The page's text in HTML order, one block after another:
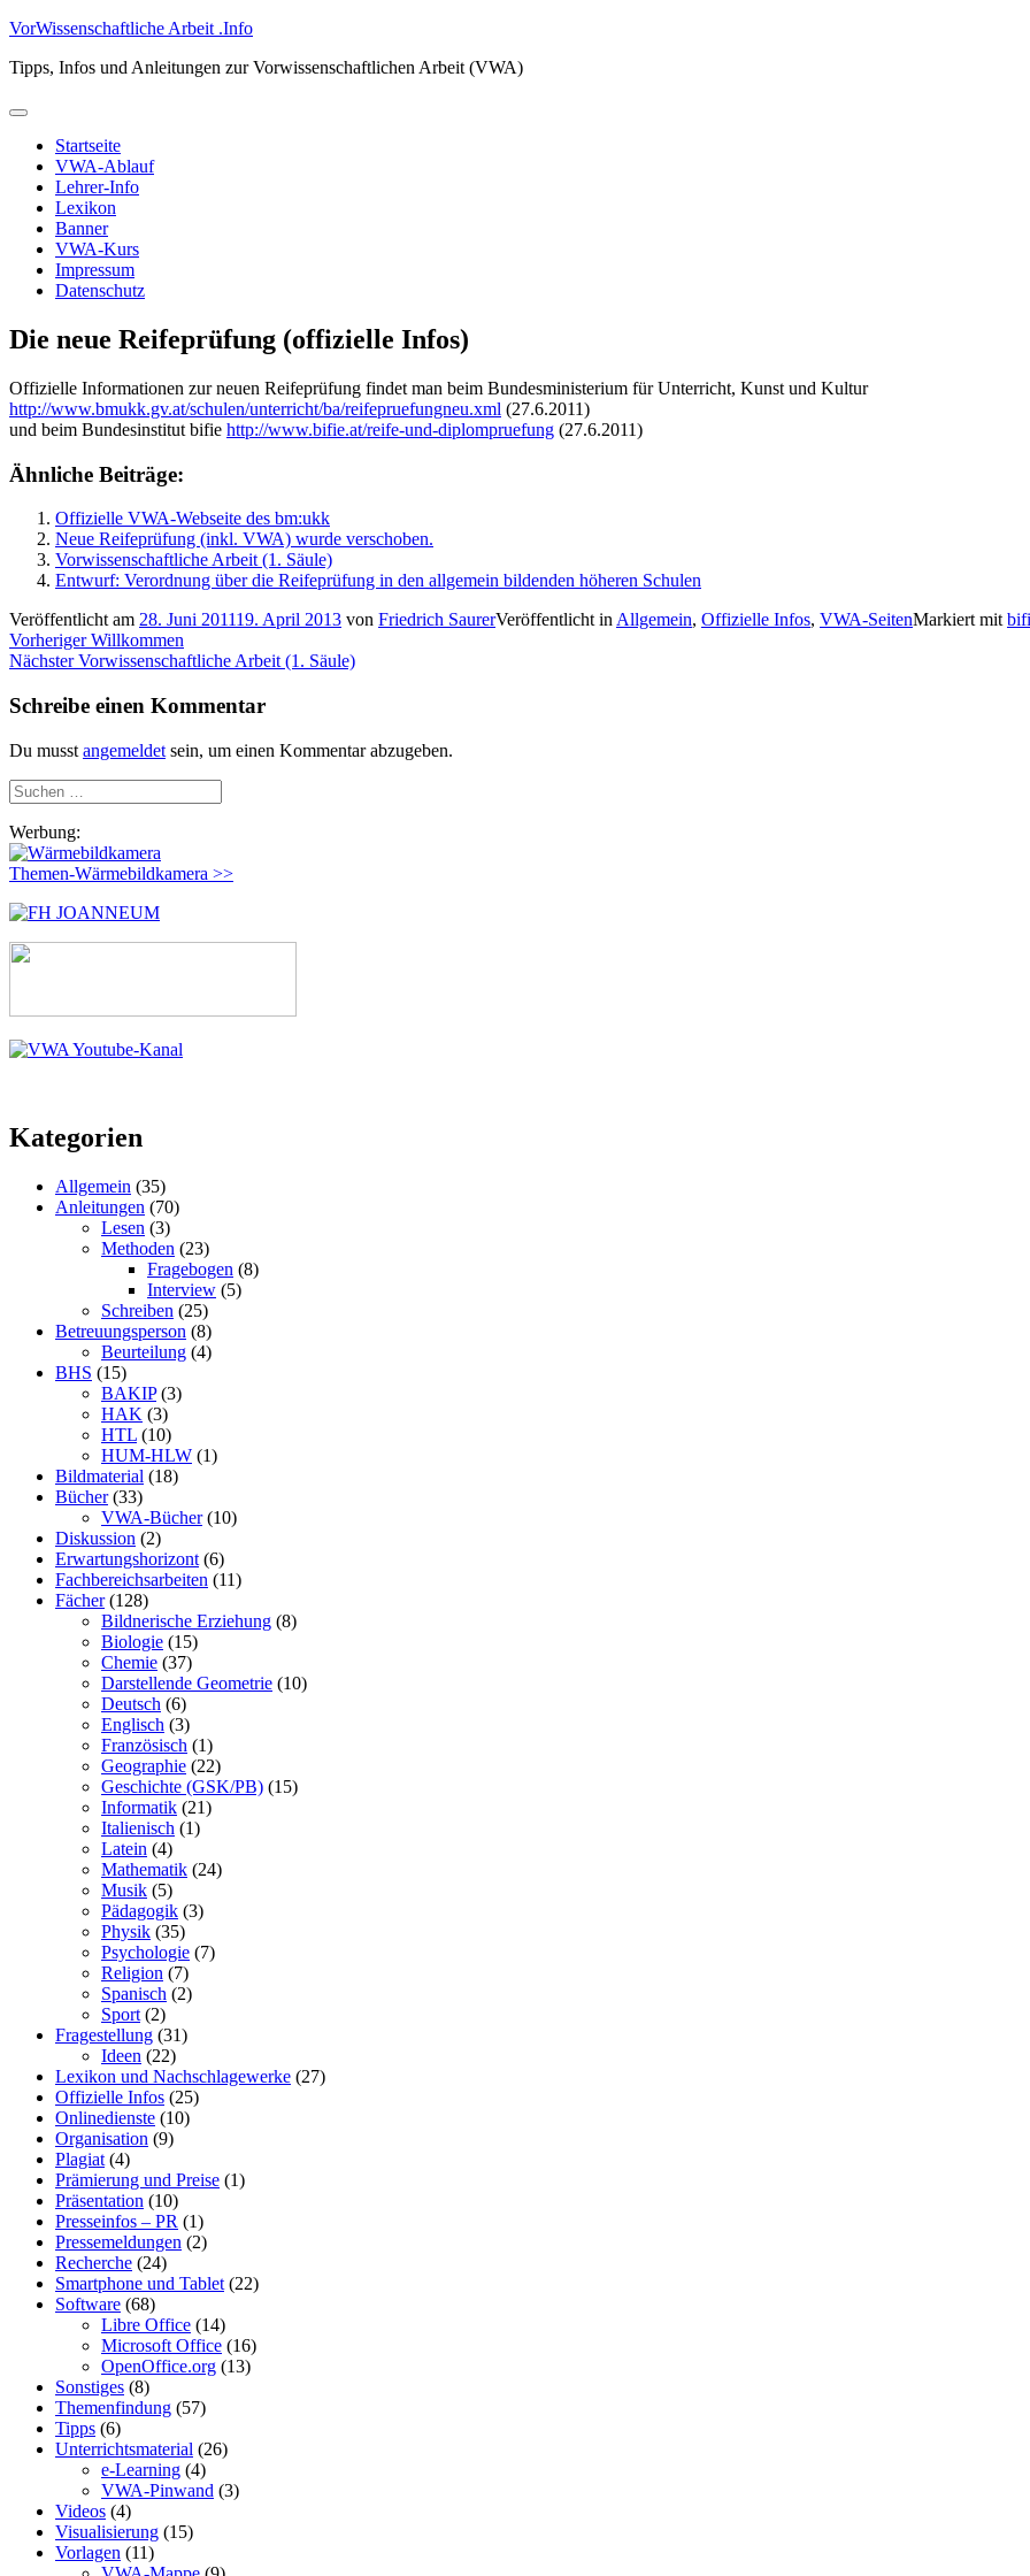
Zum
springen
VorWissenschaftliche Arbeit .Info
Tipps, Infos und Anleitungen zur Vorwissenschaftlichen Arbeit (VWA)
Primäres
Startseite
VWA-Ablauf
Lehrer-Info
Lexikon
Banner
VWA-Kurs
Impressum
Datenschutz
Die neue Reifeprüfung (offizielle Infos)
Offizielle Informationen zur neuen Reifeprüfung findet man beim Bundesministerium für Unterricht, Kunst und Kultur
http://www.bmukk.gv.at/schulen/unterricht/ba/reifepruefungneu.xml (27.6.2011)
und beim Bundesinstitut bifie http://www.bifie.at/reife-und-diplompruefung (27.6.2011)
Ähnliche Beiträge:
Offizielle VWA-Webseite des bm:ukk
Neue Reifeprüfung (inkl. VWA) wurde verschoben.
Vorwissenschaftliche Arbeit (1. Säule)
Entwurf: Verordnung über die Reifeprüfung in den allgemein bildenden höheren Schulen
Veröffentlicht am 28. Juni 201119. April 2013 von Friedrich SaurerVeröffentlicht in Allgemein, Offizielle Infos, VWA-SeitenMarkiert mit
Beitragsnavigation
Vorheriger Vorheriger
Beitrag:
Willkommen
Nächster Nächster
Vorwissenschaftliche Arbeit (1. Säule)
Schreibe einen Kommentar
Du musst angemeldet sein, um einen Kommentar abzugeben.
Suchen
nach:
Werbung:
Themen-Wärmebildkamera >>
Kategorien
Allgemein (35)
Anleitungen (70)
Lesen (3)
Methoden (23)
Fragebogen (8)
Interview (5)
Schreiben (25)
Betreuungsperson (8)
Beurteilung (4)
BHS (15)
BAKIP(3)
HAK (3)
HTL (10)
HUM-HLW (1)
Bildmaterial (18)
Bücher(33)
VWA-Bücher(10)
Diskussion (2)
Erwartungshorizont (6)
Fachbereichsarbeiten (11)
Fächer(128)
Bildnerische Erziehung (8)
Biologie (15)
Chemie (37)
Darstellende Geometrie (10)
Deutsch (6)
Englisch (3)
Französisch (1)
Geographie (22)
Geschichte (GSK/PB) (15)
Informatik (21)
Italienisch (1)
Latein (4)
Mathematik (24)
Musik (5)
Pädagogik (3)
Physik (35)
Psychologie (7)
Religion (7)
Spanisch (2)
Sport (2)
Fragestellung (31)
Ideen (22)
Lexikon und Nachschlagewerke (27)
Offizielle Infos (25)
Onlinedienste (10)
Organisation (9)
Plagiat (4)
Prämierung und Preise (1)
Präsentation (10)
Presseinfos – PR (1)
Pressemeldungen (2)
Recherche (24)
Smartphone und Tablet (22)
Software (68)
Libre Office (14)
Microsoft Office (16)
OpenOffice.org (13)
Sonstiges (8)
Themenfindung (57)
Tipps (6)
Unterrichtsmaterial (26)
e-Learning (4)
VWA-Pinwand (3)
Videos (4)
Visualisierung (15)
Vorlagen (11)